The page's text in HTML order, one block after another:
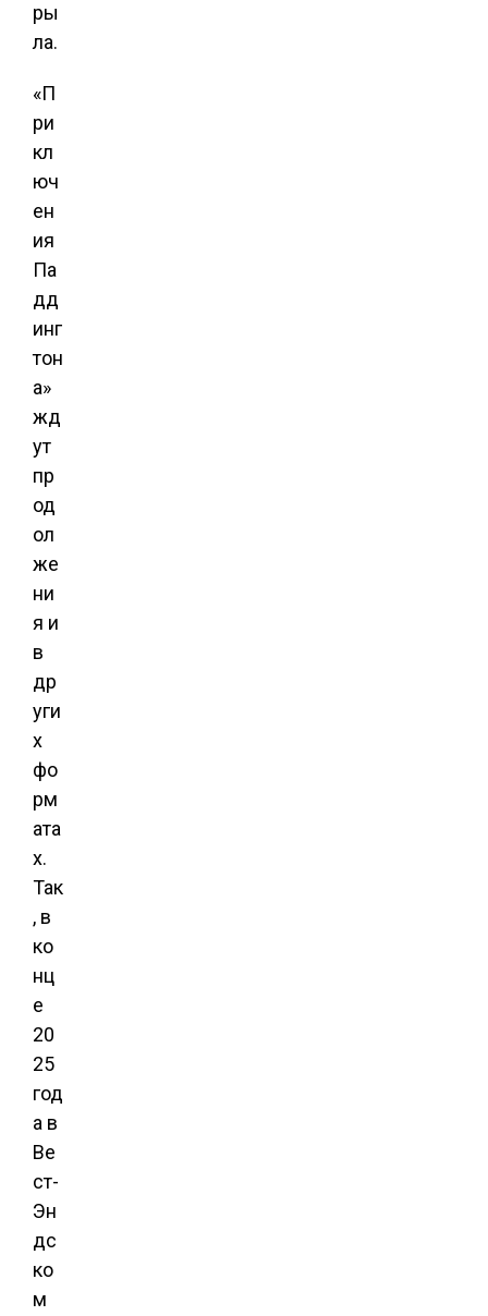
ры
ла.
«П
ри
кл
юч
ен
ия
Па
дд
инг
тон
а»
жд
ут
пр
од
ол
же
ни
я и
в
др
уги
х
фо
рм
ата
х.
Так
, в
ко
нц
е
20
25
год
а в
Ве
ст-
Эн
дс
ко
м